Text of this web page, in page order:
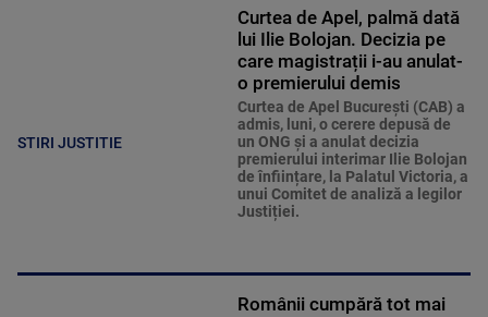
STIRI JUSTITIE
Curtea de Apel, palmă dată
lui Ilie Bolojan. Decizia pe
care magistrații i-au anulat-
o premierului demis
Curtea de Apel București (CAB) a
admis, luni, o cerere depusă de
un ONG și a anulat decizia
premierului interimar Ilie Bolojan
de înființare, la Palatul Victoria, a
unui Comitet de analiză a legilor
Justiției.
Românii cumpără tot mai